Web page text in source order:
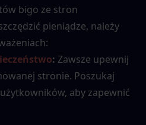
bigo ze stron
pieniądze, należy
: Zawsze upewnij
stronie. Poszukaj
aby zapewnić